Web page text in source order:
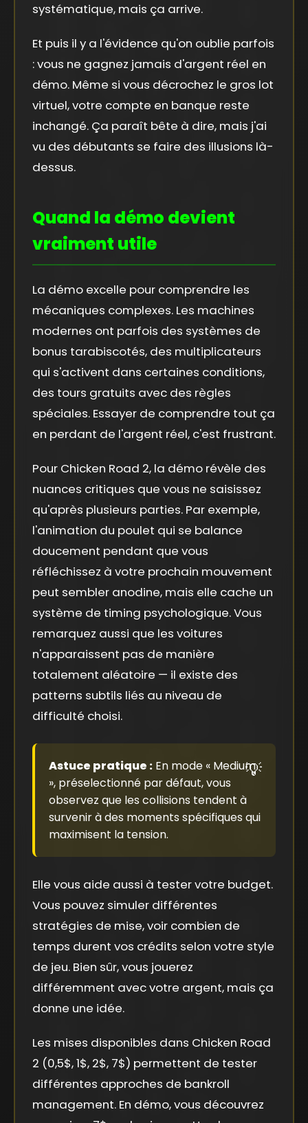
systématique, mais ça arrive.
Et puis il y a l'évidence qu'on oublie parfois
: vous ne gagnez jamais d'argent réel en
démo. Même si vous décrochez le gros lot
virtuel, votre compte en banque reste
inchangé. Ça paraît bête à dire, mais j'ai
vu des débutants se faire des illusions là-
dessus.
Quand la démo devient
vraiment utile
La démo excelle pour comprendre les
mécaniques complexes. Les machines
modernes ont parfois des systèmes de
bonus tarabiscotés, des multiplicateurs
qui s'activent dans certaines conditions,
des tours gratuits avec des règles
spéciales. Essayer de comprendre tout ça
en perdant de l'argent réel, c'est frustrant.
Pour Chicken Road 2, la démo révèle des
nuances critiques que vous ne saisissez
qu'après plusieurs parties. Par exemple,
l'animation du poulet qui se balance
doucement pendant que vous
réfléchissez à votre prochain mouvement
peut sembler anodine, mais elle cache un
système de timing psychologique. Vous
remarquez aussi que les voitures
n'apparaissent pas de manière
totalement aléatoire — il existe des
patterns subtils liés au niveau de
difficulté choisi.
Astuce pratique : En mode « Medium
», préselectionné par défaut, vous
observez que les collisions tendent à
survenir à des moments spécifiques qui
maximisent la tension.
Elle vous aide aussi à tester votre budget.
Vous pouvez simuler différentes
stratégies de mise, voir combien de
temps durent vos crédits selon votre style
de jeu. Bien sûr, vous jouerez
différemment avec votre argent, mais ça
donne une idée.
Les mises disponibles dans Chicken Road
2 (0,5$, 1$, 2$, 7$) permettent de tester
différentes approches de bankroll
management. En démo, vous découvrez